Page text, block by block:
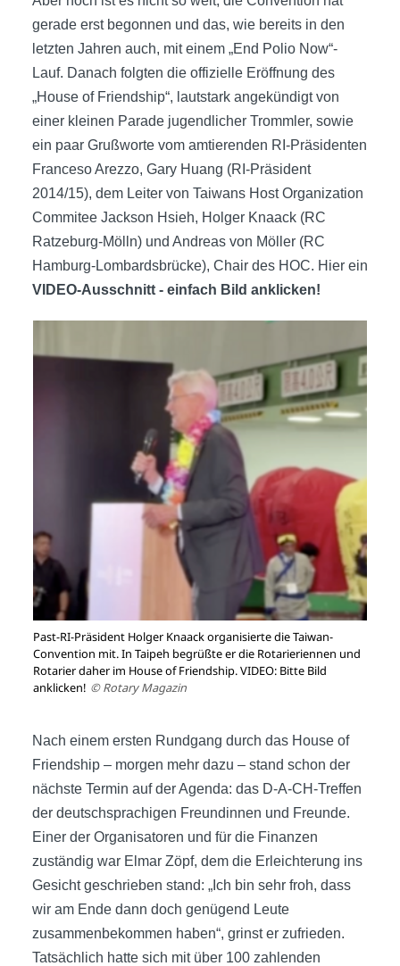
gerade erst begonnen und das, wie bereits in den
letzten Jahren auch, mit einem „End Polio Now“-
Lauf. Danach folgten die offizielle Eröffnung des
„House of Friendship“, lautstark angekündigt von
einer kleinen Parade jugendlicher Trommler, sowie
ein paar Grußworte vom amtierenden RI-Präsidenten
Franceso Arezzo, Gary Huang (RI-Präsident
2014/15), dem Leiter von Taiwans Host Organization
Commitee Jackson Hsieh, Holger Knaack (RC
Ratzeburg-Mölln) und Andreas von Möller (RC
Hamburg-Lombardsbrücke), Chair des HOC. Hier ein
VIDEO-Ausschnitt - einfach Bild anklicken!
Past-RI-Präsident Holger Knaack organisierte die Taiwan-
Convention mit. In Taipeh begrüßte er die Rotarieriennen und
Rotarier daher im House of Friendship. VIDEO: Bitte Bild
anklicken! © Rotary Magazin
Nach einem ersten Rundgang durch das House of
Friendship – morgen mehr dazu – stand schon der
nächste Termin auf der Agenda: das D-A-CH-Treffen
der deutschsprachigen Freundinnen und Freunde.
Einer der Organisatoren und für die Finanzen
zuständig war Elmar Zöpf, dem die Erleichterung ins
Gesicht geschrieben stand: „Ich bin sehr froh, dass
wir am Ende dann doch genügend Leute
zusammenbekommen haben“, grinst er zufrieden.
Tatsächlich hatte sich mit über 100 zahlenden